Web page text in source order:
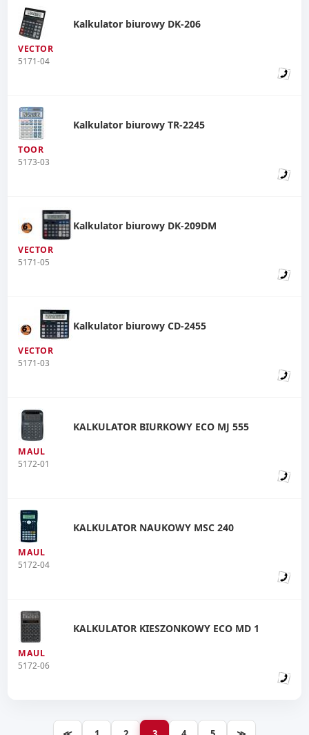
Kalkulator biurowy DK-206
VECTOR
5171-04
Kalkulator biurowy TR-2245
TOOR
5173-03
Kalkulator biurowy DK-209DM
VECTOR
5171-05
Kalkulator biurowy CD-2455
VECTOR
5171-03
KALKULATOR BIURKOWY ECO MJ 555
MAUL
5172-01
KALKULATOR NAUKOWY MSC 240
MAUL
5172-04
KALKULATOR KIESZONKOWY ECO MD 1
MAUL
5172-06